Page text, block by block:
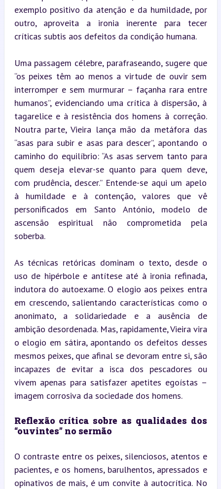
exemplo positivo da atenção e da humildade, por
outro, aproveita a ironia inerente para tecer
críticas subtis aos defeitos da condição humana.
Uma passagem célebre, parafraseando, sugere que
“os peixes têm ao menos a virtude de ouvir sem
interromper e sem murmurar – façanha rara entre
humanos”, evidenciando uma crítica à dispersão, à
tagarelice e à resistência dos homens à correção.
Noutra parte, Vieira lança mão da metáfora das
“asas para subir e asas para descer”, apontando o
caminho do equilíbrio: “As asas servem tanto para
quem deseja elevar-se quanto para quem deve,
com prudência, descer.” Entende-se aqui um apelo
à humildade e à contenção, valores que vê
personificados em Santo António, modelo de
ascensão espiritual não comprometida pela
soberba.
As técnicas retóricas dominam o texto, desde o
uso de hipérbole e antítese até à ironia refinada,
indutora do autoexame. O elogio aos peixes entra
em crescendo, salientando características como o
anonimato, a solidariedade e a ausência de
ambição desordenada. Mas, rapidamente, Vieira vira
o elogio em sátira, apontando os defeitos desses
mesmos peixes, que afinal se devoram entre si, são
incapazes de evitar a isca dos pescadores ou
vivem apenas para satisfazer apetites egoístas –
imagem corrosiva da sociedade dos homens.
Reflexão crítica sobre as qualidades dos
“ouvintes” no sermão
O contraste entre os peixes, silenciosos, atentos e
pacientes, e os homens, barulhentos, apressados e
opinativos de mais, é um convite à autocrítica. No